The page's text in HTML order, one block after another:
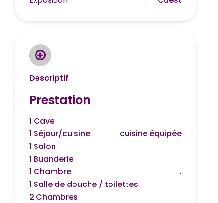
Descriptif
Prestation
1 Cave
1 Séjour/cuisine
cuisine équipée
1 Salon
1 Buanderie
1 Chambre
.
1 Salle de douche / toilettes
2 Chambres